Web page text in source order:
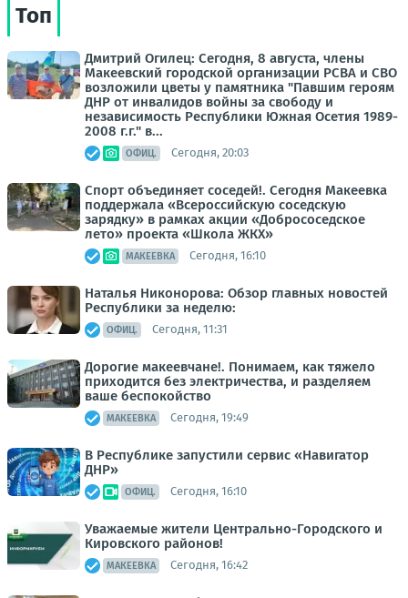
Топ
Дмитрий Огилец: Сегодня, 8 августа, члены
Макеевский городской организации РСВА и СВО
возложили цветы у памятника "Павшим героям
ДНР от инвалидов войны за свободу и
независимость Республики Южная Осетия 1989-
2008 г.г." в...
ОФИЦ. Сегодня, 20:03
Спорт объединяет соседей!. Сегодня Макеевка
поддержала «Всероссийскую соседскую
зарядку» в рамках акции «Добрососедское
лето» проекта «Школа ЖКХ»
МАКЕЕВКА Сегодня, 16:10
Наталья Никонорова: Обзор главных новостей
Республики за неделю:
ОФИЦ. Сегодня, 11:31
Дорогие макеевчане!. Понимаем, как тяжело
приходится без электричества, и разделяем
ваше беспокойство
МАКЕЕВКА Сегодня, 19:49
В Республике запустили сервис «Навигатор
ДНР»
ОФИЦ. Сегодня, 16:10
Уважаемые жители Центрально-Городского и
Кировского районов!
МАКЕЕВКА Сегодня, 16:42